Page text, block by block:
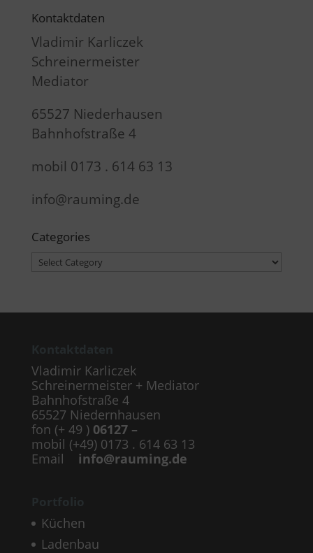
Kontaktdaten
Vladimir Karliczek
Schreinermeister
Mediator
65527 Niederhausen
Bahnhofstraße 4
mobil 0173 . 614 63 13
info@rauming.de
Categories
Categories
Vladimir Karliczek
Schreinermeister + Mediator
Bahnhofstraße 4
65527 Niedernhausen
fon (+ 49 ) 06127 –
mobil (+49) 0173 . 614 63 13
Email info@rauming.de
Küchen
Ladenbau